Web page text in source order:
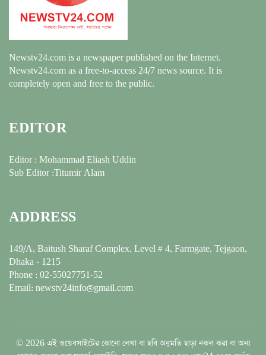
Newstv24.com is a newspaper published on the Internet.
Newstv24.com as a free-to-access 24/7 news source. It is
completely open and free to the public.
EDITOR
Editor : Mohammad Eliash Uddin
Sub Editor :Titumir Alam
ADDRESS
149/A, Baitush Sharaf Complex, Level # 4, Farmgate, Tejgaon,
Dhaka - 1215
Phone : 02-55027751-52
Email: newstv24info@gmail.com
© 2026 এই ওয়েবসাইটের কোনো লেখা বা ছবি অনুমতি ছাড়া নকল করা বা অন্য